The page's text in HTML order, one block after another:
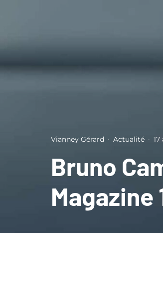
Vianney Gérard · Actualité ·
Bruno
Magazine